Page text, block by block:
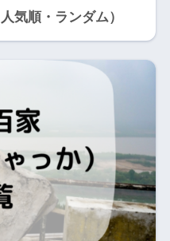
気順・ランダム）